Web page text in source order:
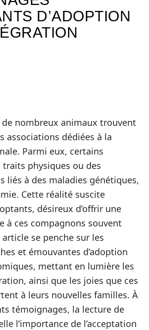
D’ADOPTION
de nombreux animaux trouvent
associations dédiées à la
Parmi eux, certains
physiques ou des
liés à des maladies génétiques,
Cette réalité suscite
désireux d’offrir une
à ces compagnons souvent
se penche sur les
et émouvantes d’adoption
mettant en lumière les
ainsi que les joies que ces
à leurs nouvelles familles. À
témoignages, la lecture de
l’importance de l’acceptation